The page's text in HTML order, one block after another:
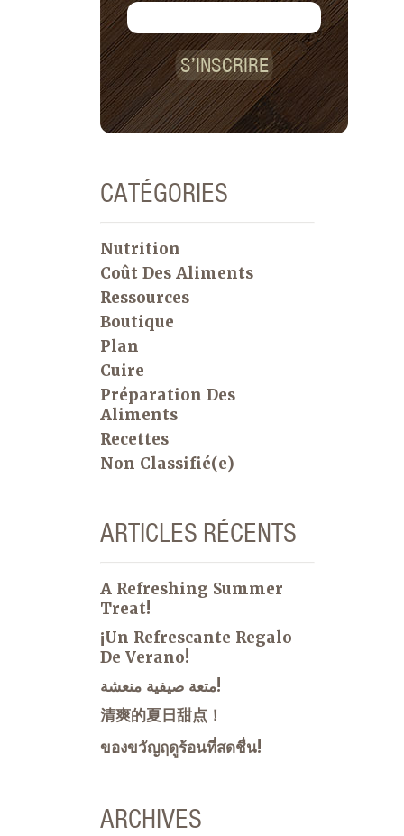
S’INSCRIRE
CATÉGORIES
Nutrition
Coût Des Aliments
Ressources
Boutique
Plan
Cuire
Préparation Des
Aliments
Recettes
Non Classifié(e)
ARTICLES RÉCENTS
A Refreshing Summer
Treat!
¡Un Refrescante Regalo
De Verano!
متعة صيفية منعشة!
清爽的夏日甜点！
ของขวัญฤดูร้อนที่สดชื่น!
ARCHIVES